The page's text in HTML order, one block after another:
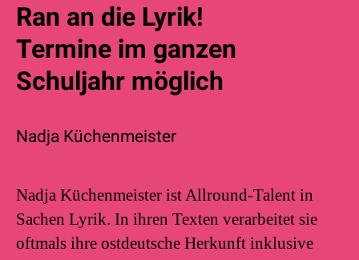
Ran an die Lyrik!
Termine im ganzen
Schuljahr möglich
Nadja Küchenmeister
Nadja Küchenmeister ist Allround-Talent in
Sachen Lyrik. In ihren Texten verarbeitet sie
oftmals ihre ostdeutsche Herkunft inklusive